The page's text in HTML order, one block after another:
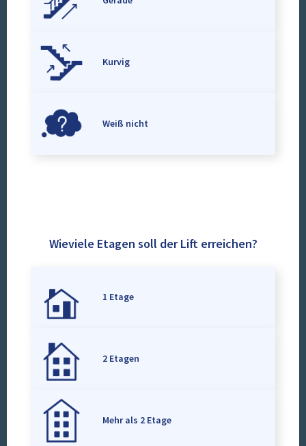
Kurvig
Weiß nicht
Wieviele Etagen soll der Lift erreichen?
1 Etage
2 Etagen
Mehr als 2 Etage